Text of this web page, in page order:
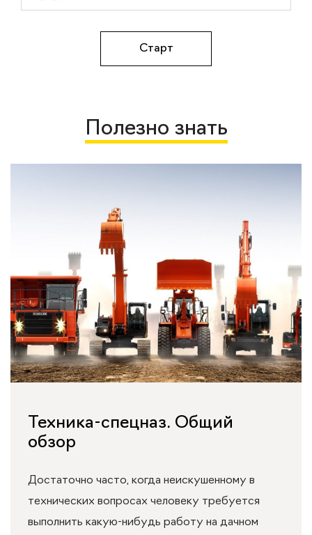
Полезно знать
Техника-спецназ. Общий
обзор
Достаточно часто, когда неискушенному в
технических вопросах человеку требуется
выполнить какую-нибудь работу на дачном